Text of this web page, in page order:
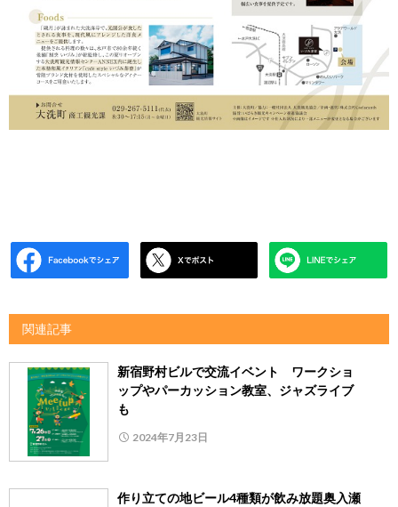
関連記事
新宿野村ビルで交流イベント ワークショ
ップやパーカッション教室、ジャズライブ
も
2024年7月23日
作り立ての地ビール4種類が飲み放題奥入瀬